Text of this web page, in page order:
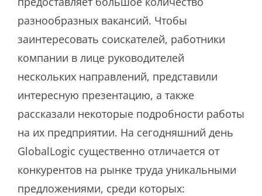
разнообразных вакансий. Чтобы
заинтересовать соискателей, работники
компании в лице руководителей
нескольких направлений, представили
интересную презентацию, а также
рассказали некоторые подробности работы
на их предприятии. На сегодняшний день
GlobalLogic существенно отличается от
конкурентов на рынке труда уникальными
предложениями, среди которых: